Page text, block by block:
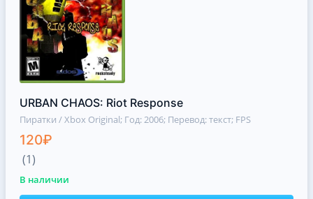
URBAN CHAOS: Riot Response
Пиратки / Xbox Original; Год: 2006; Перевод: текст; FPS
120₽
(1)
В наличии